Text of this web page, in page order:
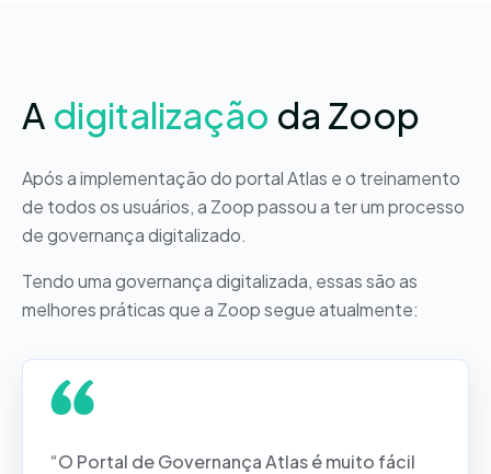
A digitalização da Zoop
Após a implementação do portal Atlas e o treinamento
de todos os usuários, a Zoop passou a ter um processo
de governança digitalizado.
Tendo uma governança digitalizada, essas são as
melhores práticas que a Zoop segue atualmente:
“O Portal de Governança Atlas é muito fácil